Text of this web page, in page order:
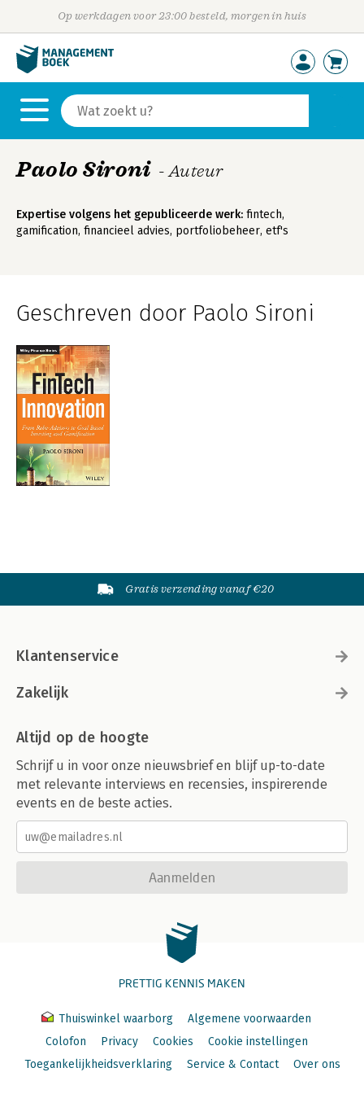
Op werkdagen voor 23:00 besteld, morgen in huis
Paolo Sironi - Auteur
Expertise volgens het gepubliceerde werk: fintech,
gamification, financieel advies, portfoliobeheer, etf's
Geschreven door Paolo Sironi
Gratis verzending vanaf €20
Klantenservice
Zakelijk
Altijd op de hoogte
Schrijf u in voor onze nieuwsbrief en blijf up-to-date
met relevante interviews en recensies, inspirerende
events en de beste acties.
Aanmelden
PRETTIG KENNIS MAKEN
Thuiswinkel waarborg
Algemene voorwaarden
Colofon
Privacy Cookies
Cookie instellingen
Toegankelijkheidsverklaring
Service & Contact Over ons